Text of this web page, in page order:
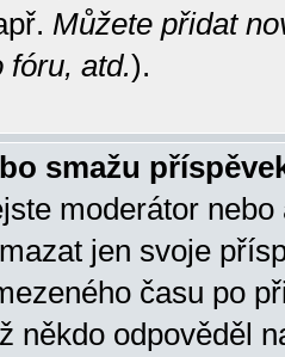
Můžete přidat
fóru, atd.).
smažu
moderátor
jen svoje
času po
někdo odpověděl